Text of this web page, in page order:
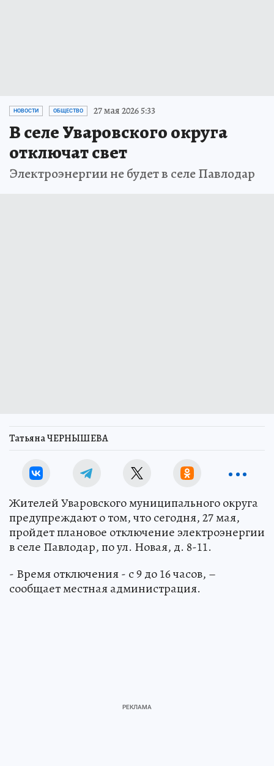
НОВОСТИ ОБЩЕСТВО 27 мая 2026 5:33
В селе Уваровского округа
отключат свет
Электроэнергии не будет в селе Павлодар
Татьяна ЧЕРНЫШЕВА
Жителей Уваровского муниципального округа
предупреждают о том, что сегодня, 27 мая,
пройдет плановое отключение электроэнергии
в селе Павлодар, по ул. Новая, д. 8-11.
- Время отключения - с 9 до 16 часов, –
сообщает местная администрация.